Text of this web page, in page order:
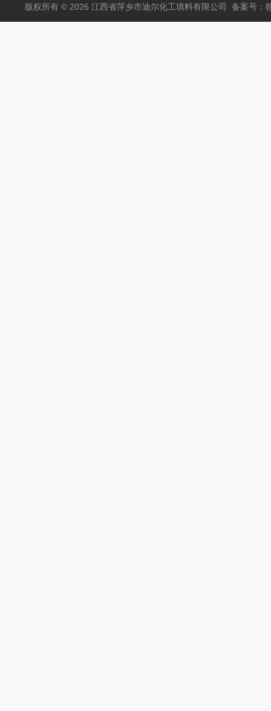
版权所有 © 2026 江西省萍乡市迪尔化工填料有限公司 备案号：